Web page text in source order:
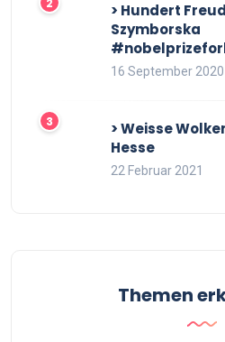
> Hundert
Szymborska
16 September 2020
> Weisse
Hesse
22 Februar 2021
Themen